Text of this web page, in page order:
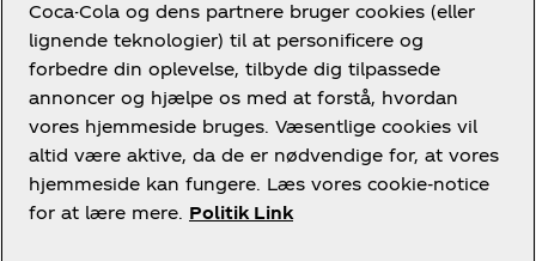
Juridisk
Coca-Cola og dens partnere bruger cookies (eller
lignende teknologier) til at personificere og
forbedre din oplevelse, tilbyde dig tilpassede
annoncer og hjælpe os med at forstå, hvordan
vores hjemmeside bruges. Væsentlige cookies vil
altid være aktive, da de er nødvendige for, at vores
hjemmeside kan fungere. Læs vores cookie-notice
for at lære mere. Politik Link